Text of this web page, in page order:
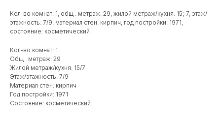
Кол-во комнат: 1, общ . метраж: 29, жилой метраж/кухня: 15; 7, этаж/
этажность: 7/9, материал стен: кирпич, год постройки: 1971,
состояние: косметический
Кол-во комнат: 1
Общ . метраж: 29
Жилой метраж/кухня: 15/7
Этаж/этажность: 7/9
Материал стен: кирпич
Год постройки: 1971
Состояние: косметический